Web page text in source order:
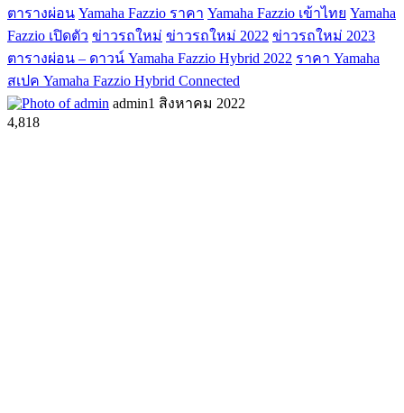
ตารางผ่อน Yamaha Fazzio ราคา Yamaha Fazzio เข้าไทย Yamaha
Fazzio เปิดตัว ข่าวรถใหม่ ข่าวรถใหม่ 2022 ข่าวรถใหม่ 2023
ตารางผ่อน – ดาวน์ Yamaha Fazzio Hybrid 2022 ราคา Yamaha
สเปค Yamaha Fazzio Hybrid Connected
admin1 สิงหาคม 2022
4,818